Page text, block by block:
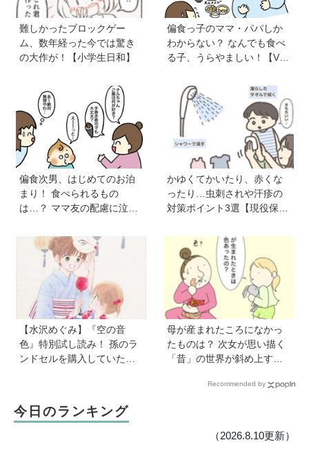
難しかったブロックゲー
ム、数年経った今では驚き
の大作が！【小学生日和】
偏食っ子のママ・パパしか
わからない？ なんでも食べ
る子、うらやましい！【VS
の！？】vol.54
偏食次男、はじめてのお泊
まり！ 食べられるもの
は…？ ママ友の配慮に泣い
べるの！？】vol.53
かゆくてかいたり、赤くな
ったり…虫刺されや汗疹の
対策ポイント3選【現役保育
ト】
【水沢めぐみ】『空の音
色』特別試し読み！ 孫のラ
ンドセルを購入していた
公開中》
母が産まれたころになかっ
たものは？ 次女が思い描く
「昔」の世界が斜め上すぎ
Recommended by
今日のランキング
（2026.8.10更新）